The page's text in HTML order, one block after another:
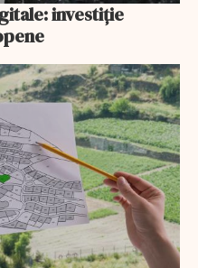
investiție